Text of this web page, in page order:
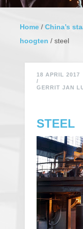
Home / China’s
hoogten / steel
18 APRIL 2017
/
GERRIT JAN
STEEL